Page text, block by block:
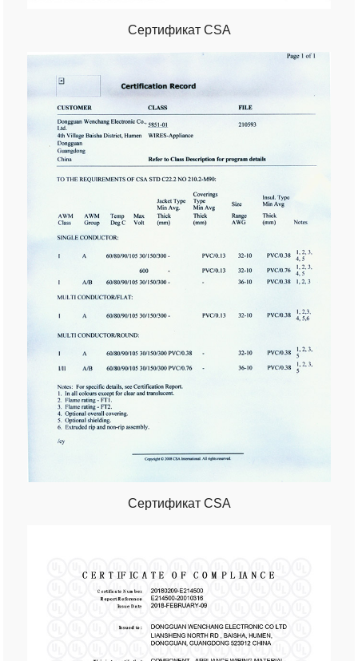
Сертификат CSA
Сертификат CSA